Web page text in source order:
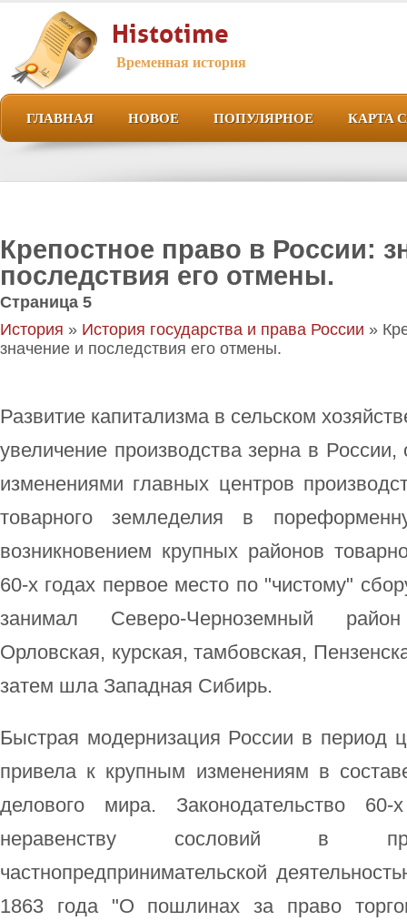
Histotime
Временная история
ГЛАВНАЯ НОВОЕ ПОПУЛЯРНОЕ КАРТА
Крепостное право в России:
последствия его отмены.
Страница 5
История » История государства и права России »
значение и последствия его отмены.
Развитие капитализма в сельском
увеличение производства зерна в
изменениями главных центров
товарного земледелия в
возникновением крупных районов
60-х годах первое место по "чистому"
занимал Северо-Черноземный
Орловская, курская, тамбовская,
затем шла Западная Сибирь.
Быстрая модернизация России в период
привела к крупным изменениям в
делового мира. Законодательство
неравенству сословий в
частнопредпринимательской
1863 года "О пошлинах за право